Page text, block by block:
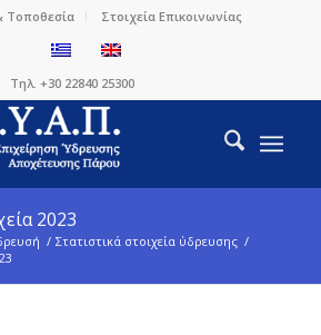
Τοποθεσία Στοιχεία Επικοινωνίας
Τηλ. +30 22840 25300
2023
/ Στατιστικά στοιχεία ύδρευσης /